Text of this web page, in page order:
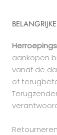
aankopen
vanaf de
of